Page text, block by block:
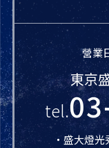
營業
東京
tel.
・盛大燈